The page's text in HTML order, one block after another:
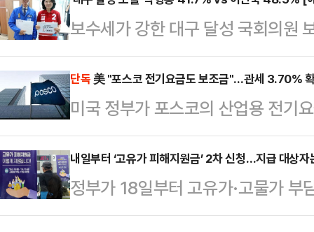
로벌 인수합병(M&A), 인공지능
양한 미래 사업 영역에 대입해 환
을 진행 중이다. 여명구 사측 부사
혔지만 교섭을 이끄는 최승호 초기
장을 내놓지 않았다.협상이 막판으
감지됐다. 최 위원장은 전날 조합원
민해보자”며 “전삼노, 동행…
보수세가 강한 대구 달성 국회의원
가 이진숙 국민의힘 후보와 오차범
가 나왔다.여론조사기관 에이스리
100% ARS 방식으로 조사해 발표
41.7%, 이 후보 지지율은 48.5%
오차범위(±4.4%p) 안이었다.반드
는 박 후보 46.8%, 이 후보
별로 보면…
단독 美 "포스코 전기요금도 보조금"…관세 3.70%
미국 정부가 포스코의 산업용 전기
사실상 ‘보조금’으로 판단하고 상
철강업계가 적용받는 전기요금·탄
있다는 분석이 나온다.19일 철강업
무부는 포스코가 미국으로 수출한
내일부터 ‘고유가 피해지원금’ 2차 신청…지급 대상자
정부가 18일부터 고유가·고물가
작한다.중동 전쟁에 따른 유가 상승